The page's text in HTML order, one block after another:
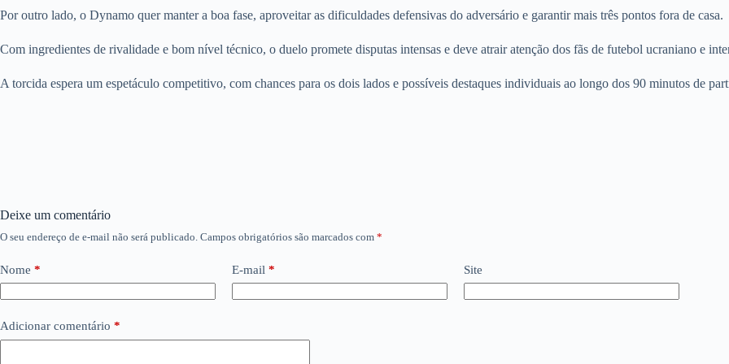
Por outro lado, o Dynamo quer manter a boa fase, aproveitar as dificuldades defensivas do adversário e garantir mais três pontos fora de casa.
Com ingredientes de rivalidade e bom nível técnico, o duelo promete disputas intensas e deve atrair atenção dos fãs de futebol ucraniano e
A torcida espera um espetáculo competitivo, com chances para os dois lados e possíveis destaques individuais ao longo dos 90 minutos de
Deixe um comentário
O seu endereço de e-mail não será publicado. Campos obrigatórios são marcados com *
Nome * E-mail * Site
Adicionar comentário *